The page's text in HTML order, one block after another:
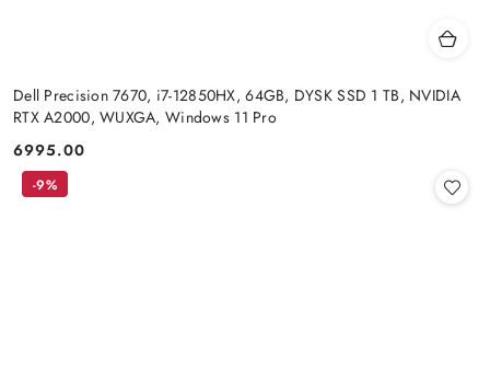
Dell Precision 7670, i7-12850HX, 64GB, DYSK SSD 1 TB, NVIDIA
RTX A2000, WUXGA, Windows 11 Pro
Cena:
6995.00
-9%